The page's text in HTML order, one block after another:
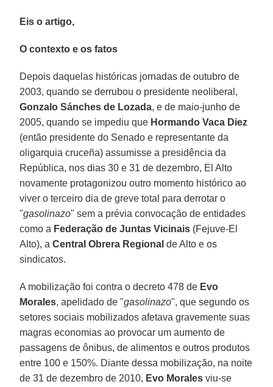
Eis o artigo,
O contexto e os fatos
Depois daquelas históricas jornadas de outubro de
2003, quando se derrubou o presidente neoliberal,
Gonzalo Sánches de Lozada, e de maio-junho de
2005, quando se impediu que Hormando Vaca Diez
(então presidente do Senado e representante da
oligarquia cruceña) assumisse a presidência da
República, nos dias 30 e 31 de dezembro, El Alto
novamente protagonizou outro momento histórico ao
viver o terceiro dia de greve total para derrotar o
"gasolinazo" sem a prévia convocação de entidades
como a Federação de Juntas Vicinais (Fejuve-El
Alto), aCentral Obrera Regional de Alto e os
sindicatos.
A mobilização foi contra o decreto 478 de Evo
Morales, apelidado de "gasolinazo", que segundo os
setores sociais mobilizados afetava gravemente suas
magras economias ao provocar um aumento de
passagens de ônibus, de alimentos e outros produtos
entre 100 e 150%. Diante dessa mobilização, na noite
de 31 de dezembro de 2010, Evo Morales viu-se